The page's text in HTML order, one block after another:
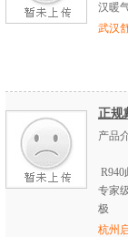
汉暖
武汉
正规
产品
专家
极
杭州